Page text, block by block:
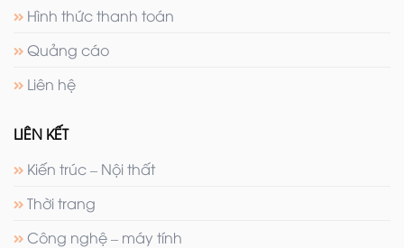
Hình thức thanh toán
Quảng cáo
Liên hệ
LIÊN KẾT
Kiến trúc – Nội thất
Thời trang
Công nghệ – máy tính